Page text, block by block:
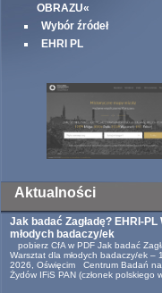
OBRAZU«
Wybór źródeł
EHRI PL
Aktualności
Jak badać Zagładę? EHRI-
młodych badaczy/ek
pobierz CfA w PDF Jak badać
Warsztat dla młodych badaczy/ek –
2026, Oświęcim Centrum Badań
Żydów IFiS PAN (członek polskiego